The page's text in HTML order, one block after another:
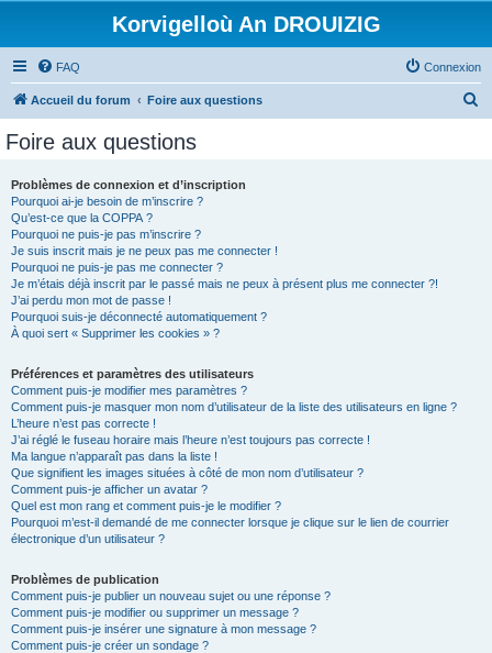
Korvigelloù An DROUIZIG
FAQ Connexion
Accueil du forum Foire aux questions
Foire aux questions
Problèmes de connexion et d’inscription
Pourquoi ai-je besoin de m’inscrire ?
Qu’est-ce que la COPPA ?
Pourquoi ne puis-je pas m’inscrire ?
Je suis inscrit mais je ne peux pas me connecter !
Pourquoi ne puis-je pas me connecter ?
Je m’étais déjà inscrit par le passé mais ne peux à présent plus me connecter ?!
J’ai perdu mon mot de passe !
Pourquoi suis-je déconnecté automatiquement ?
À quoi sert « Supprimer les cookies » ?
Préférences et paramètres des utilisateurs
Comment puis-je modifier mes paramètres ?
Comment puis-je masquer mon nom d’utilisateur de la liste des utilisateurs en ligne ?
L’heure n’est pas correcte !
J’ai réglé le fuseau horaire mais l’heure n’est toujours pas correcte !
Ma langue n’apparaît pas dans la liste !
Que signifient les images situées à côté de mon nom d’utilisateur ?
Comment puis-je afficher un avatar ?
Quel est mon rang et comment puis-je le modifier ?
Pourquoi m’est-il demandé de me connecter lorsque je clique sur le lien de courrier
électronique d’un utilisateur ?
Problèmes de publication
Comment puis-je publier un nouveau sujet ou une réponse ?
Comment puis-je modifier ou supprimer un message ?
Comment puis-je insérer une signature à mon message ?
Comment puis-je créer un sondage ?